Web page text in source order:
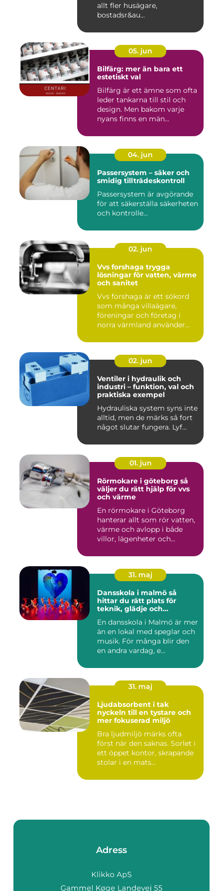
allt fler husägare,
bostadsr&au...
05. jun
Bilfärg: mer än bara ett
estetiskt val
Bilfärg är ett ämne som ofta
leder tankarna till stil och
design. Men bakom varje
nyans finns en män...
04. jun
Passersystem – säker och
smidig tillträdeskontroll
Passersystem är avgörande
för att säkerställa säkerheten
och kontrolle...
02. jun
Vvs forshaga trygga
lösningar för vatten, värme
och sanitet
Vvs forshaga är ett sökord
som många villaägare,
föreningar och företag i
norra värmland använder
02. jun
Ventiler i hydraulik och
industri – funktion, val och
praktiska exempel
Hydrauliska system syns inte
alltid, men de märks så fort
något slutar fungera. Lyf...
01. jun
Rörmokare i göteborg så
väljer du rätt hjälp för vvs
och värme
En rörmokare i Göteborg
hanterar allt som rör vatten,
värme och avlopp i både
villor, lägenheter och...
31. maj
Dansskola i malmö så
hittar du rätt plats för
teknik, glädje och
En dansskola i Malmö är mer
än en lokal med speglar och
musik. För många blir den
en andra vardag, e...
31. maj
Ljudabsorbent i tak
nyckeln till en tystare och
mer fokuserad miljö
Bra ljudmiljö märks ofta
först när den saknas. Sorlet i
ett öppet kontor, skrapande
stolar i en mats...
Adress